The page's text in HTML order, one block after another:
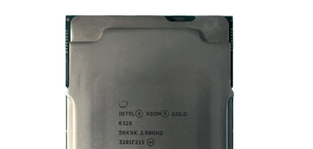
Конференция
Системные программы